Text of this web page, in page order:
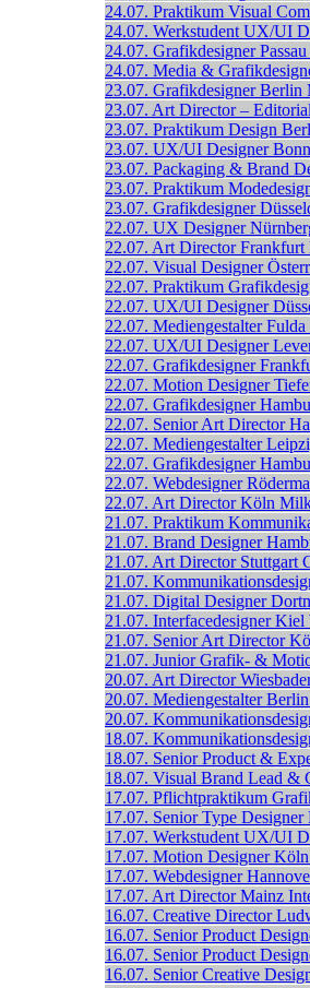
24.07. Praktikum Visual
24.07. Werkstudent UX/UI
24.07. Grafikdesigner Passau
24.07. Media &
23.07. Grafikdesigner Berlin
23.07. Art Director –
23.07. Praktikum Design
23.07. UX/UI Designer Bonn
23.07. Packaging & Brand
23.07. Praktikum
23.07. Grafikdesigner
22.07. UX Designer
22.07. Art Director Frankfurt
22.07. Visual Designer
22.07. Praktikum
22.07. UX/UI Designer
22.07. Mediengestalter Fulda
22.07. UX/UI Designer
22.07. Grafikdesigner
22.07. Motion Designer
22.07. Grafikdesigner
22.07. Senior Art Director
22.07. Mediengestalter
22.07. Grafikdesigner
22.07. Webdesigner
22.07. Art Director Köln
21.07. Praktikum
21.07. Brand Designer
21.07. Art Director Stuttgart
21.07.
21.07. Digital Designer
21.07. Interfacedesigner Kiel
21.07. Senior Art Director
21.07. Junior Grafik- &
20.07. Art Director
20.07. Mediengestalter Berlin
20.07.
18.07.
18.07. Senior Product &
18.07. Visual Brand Lead &
17.07. Pflichtpraktikum
17.07. Senior Type Designer
17.07. Werkstudent UX/UI
17.07. Motion Designer Köln
17.07. Webdesigner
17.07. Art Director Mainz
16.07. Creative Director
16.07. Senior Product
16.07. Senior Product
16.07. Senior Creative